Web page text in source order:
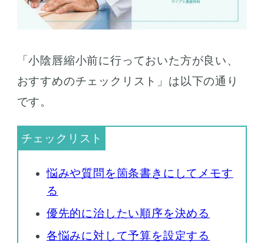
「小陰唇縮小前に行っておいた方が良い、
おすすめのチェックリスト」は以下の通り
です。
悩みや質問を箇条書きにしてメモす
る
優先的に治したい順序を決める
各悩みに対して予算を設定する